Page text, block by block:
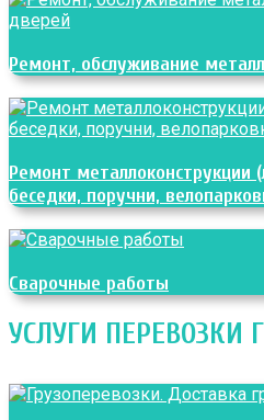
Ремонт, обслуживание
Ремонт металлоконструкции
беседки, поручни,
Сварочные работы
УСЛУГИ ПЕРЕВОЗКИ